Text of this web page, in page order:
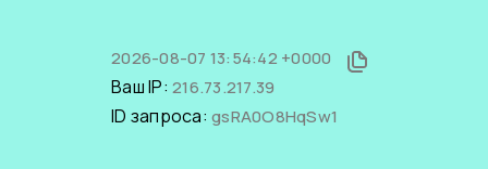
2026-08-07 13:54:42 +0000
Ваш IP: 216.73.217.39
ID запроса: gsRA0O8HqSw1